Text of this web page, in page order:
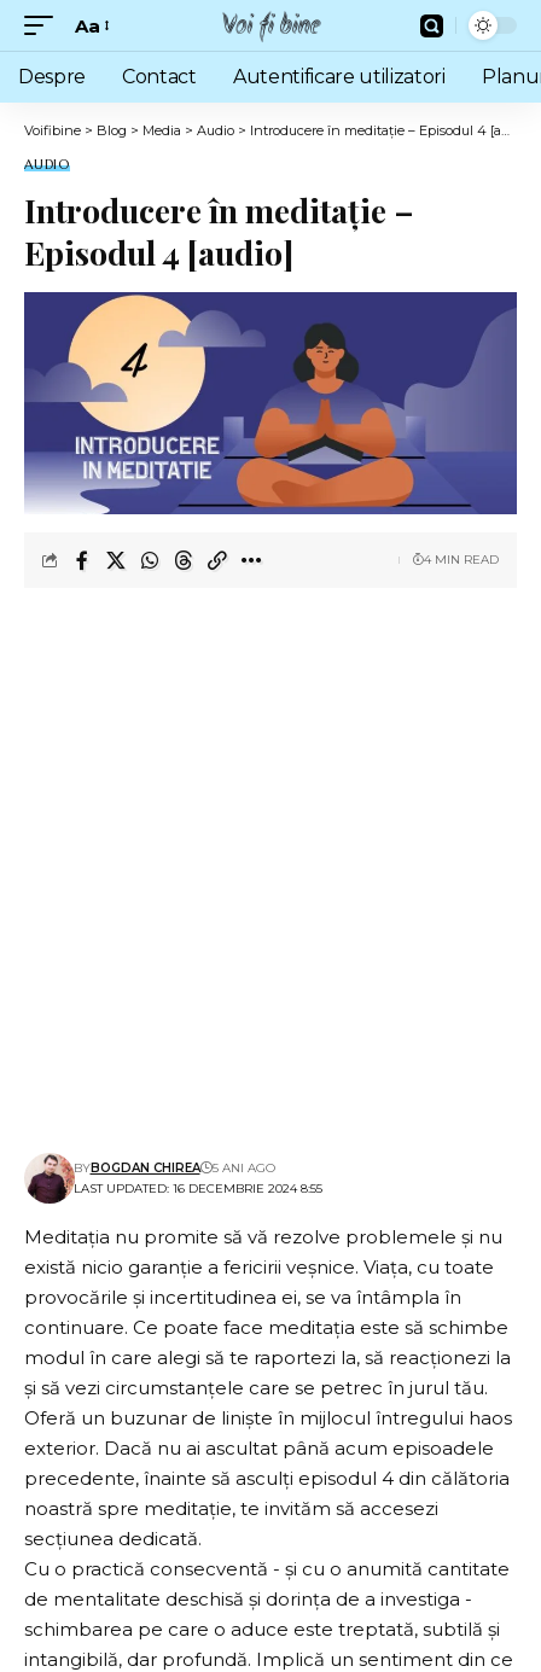
Font
Resizer
Aa
Despre Contact Autentificare utilizatori
Voifibine > Blog > Media > Audio > Introducere în meditație – Episodul 4 [audio]
AUDIO
Introducere în meditație –
Episodul 4 [audio]
LAST UPDATED: 16 DECEMBRIE 2024 8:55
BYBOGDAN CHIREA 5 ANI AGO
4 MIN READ
Meditația nu promite să vă rezolve problemele și nu
există nicio garanție a fericirii veșnice. Viața, cu toate
provocările și incertitudinea ei, se va întâmpla în
continuare. Ce poate face meditația este să schimbe
modul în care alegi să te raportezi la, să reacționezi la
și să vezi circumstanțele care se petrec în jurul tău.
Oferă un buzunar de liniște în mijlocul întregului haos
exterior. Dacă nu ai ascultat până acum episoadele
precedente, înainte să asculți episodul 4 din călătoria
noastră spre meditație, te invităm să accesezi
secțiunea dedicată.
Cu o practică consecventă - și cu o anumită cantitate
de mentalitate deschisă și dorința de a investiga -
schimbarea pe care o aduce este treptată, subtilă și
intangibilă, dar profundă. Implică un sentiment din ce